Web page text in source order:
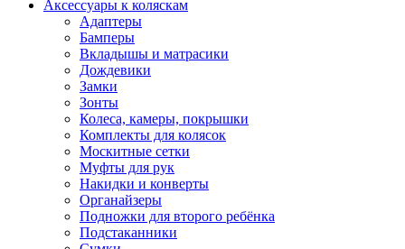
Аксессуары к коляскам
Адаптеры
Бамперы
Вкладышы и матрасики
Дождевики
Замки
Зонты
Колеса, камеры, покрышки
Комплекты для колясок
Москитные сетки
Муфты для рук
Накидки и конверты
Органайзеры
Подножки для второго ребёнка
Подстаканники